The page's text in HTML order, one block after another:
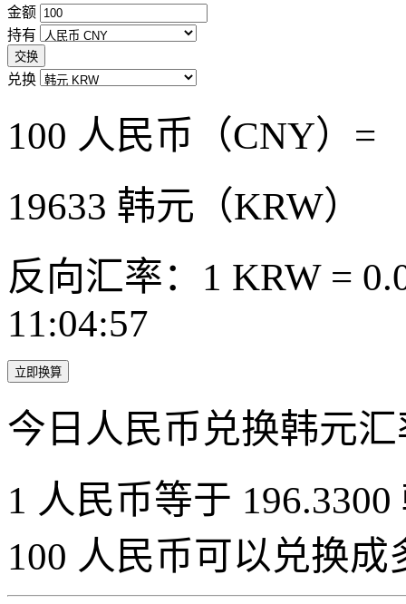
金额
持有
交换
兑换
100 人民币（CNY）=
19633 韩元（KRW）
反向汇率：1 KRW =
11:04:57
立即换算
今日人民币兑换韩元
1 人民币等于
100 人民币可以兑换成